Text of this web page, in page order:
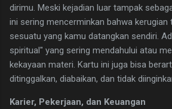
dirimu. Meski kejadian luar tampak
ini sering mencerminkan bahwa kerugian
sesuatu yang kamu datangkan sendiri.
spiritual" yang sering mendahului atau
kekayaan materi. Kartu ini juga bisa
ditinggalkan, diabaikan, dan tidak
Karier, Pekerjaan, dan Keuangan